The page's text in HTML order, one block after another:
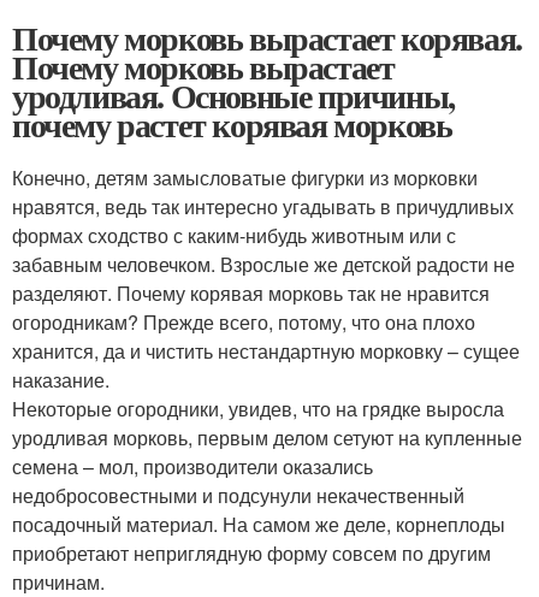
Почему морковь вырастает корявая.
Почему морковь вырастает
уродливая. Основные причины,
почему растет корявая морковь
Конечно, детям замысловатые фигурки из морковки
нравятся, ведь так интересно угадывать в причудливых
формах сходство с каким-нибудь животным или с
забавным человечком. Взрослые же детской радости не
разделяют. Почему корявая морковь так не нравится
огородникам? Прежде всего, потому, что она плохо
хранится, да и чистить нестандартную морковку – сущее
наказание.
Некоторые огородники, увидев, что на грядке выросла
уродливая морковь, первым делом сетуют на купленные
семена – мол, производители оказались
недобросовестными и подсунули некачественный
посадочный материал. На самом же деле, корнеплоды
приобретают неприглядную форму совсем по другим
причинам.